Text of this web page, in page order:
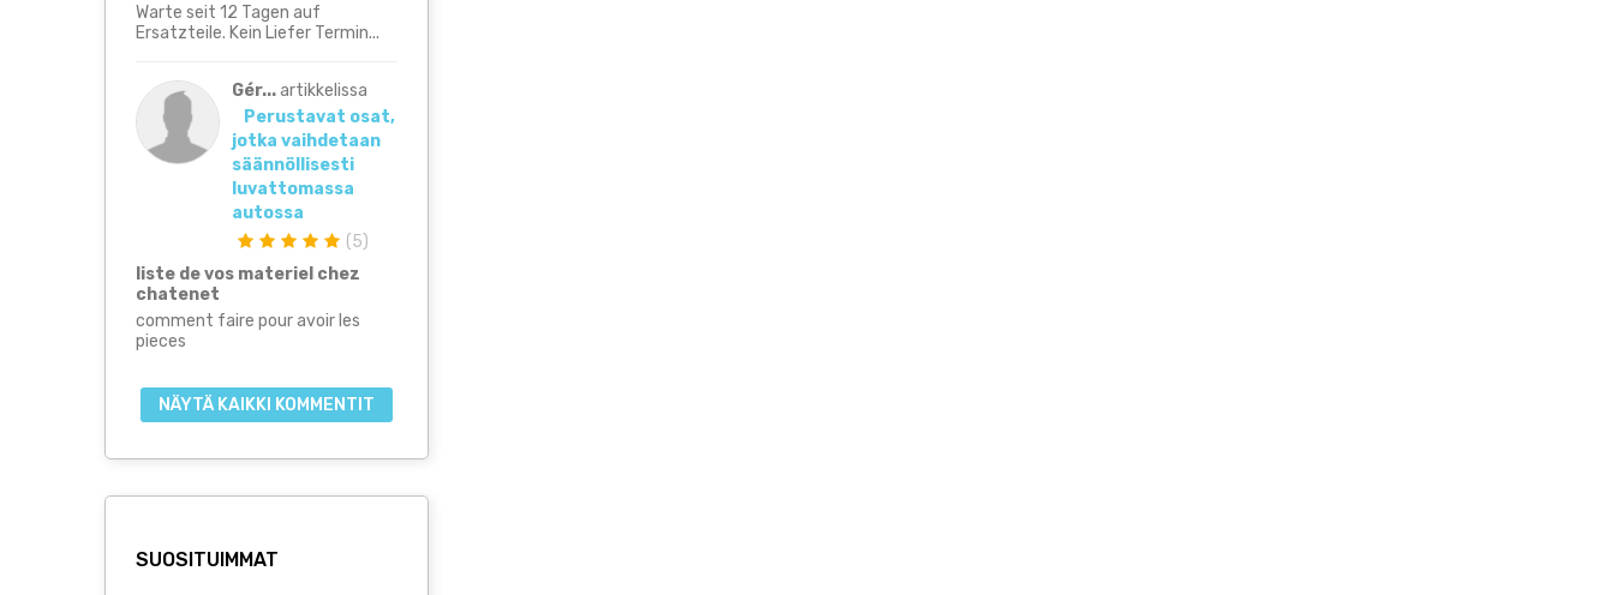
Warte seit 12 Tagen auf
Ersatzteile. Kein Liefer Termin...
Gér...artikkelissa
Perustavat osat,
jotka vaihdetaan
säännöllisesti
luvattomassa
autossa
(5)
liste de vos materiel chez
chatenet
comment faire pour avoir les
pieces
NÄYTÄ KAIKKI KOMMENTIT
SUOSITUIMMAT